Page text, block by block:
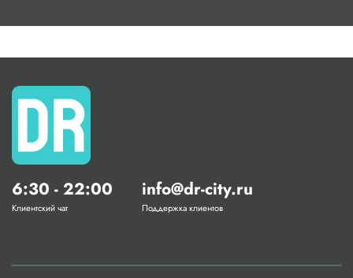
6:30 - 22:00
Клиентский чат
info@dr-city.ru
Поддержка клиентов